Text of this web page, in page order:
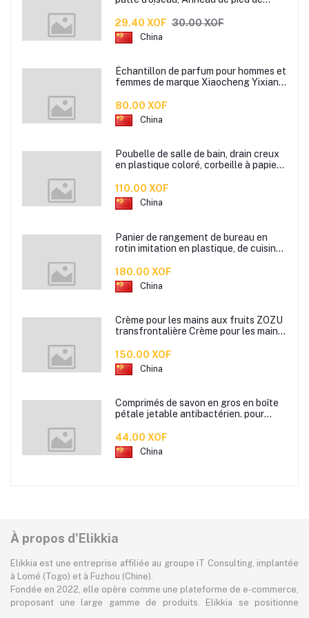
pour oiseaux
29.40 XOF 30.00 XOF
China
Échantillon de parfum pour hommes et
femmes de marque Xiaocheng Yixiang
80.00 XOF
China
Poubelle de salle de bain, drain creux
en plastique coloré, corbeille à papier
110.00 XOF
China
Panier de rangement de bureau en
rotin imitation en plastique, de cuisine
de rangement de salle de bain
180.00 XOF
China
Crème pour les mains aux fruits ZOZU
transfrontalière Crème pour les mains
80g
150.00 XOF
China
Comprimés de savon en gros en boîte
pétale jetable antibactérien. pour
des mini comprimés de lavage des
mains en papier savon
44.00 XOF
China
À propos d'Elikkia
Elikkia est une entreprise affiliée au groupe iT Consulting, implantée
à Lomé (Togo) et à Fuzhou (Chine).
Fondée en 2022, elle opère comme une plateforme de e-commerce,
proposant une large gamme de produits. Elikkia se positionne